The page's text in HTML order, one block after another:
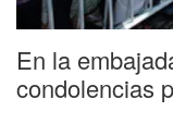
En la
condolencias